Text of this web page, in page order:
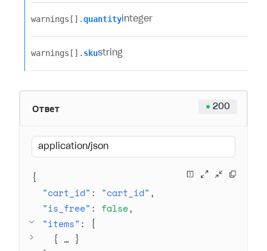
warnings[].​quantity integer
warnings[].​ skustring
Ответ 200
application/json
{
"cart_id" : "cart_id"
"is_free" : false
"items" :
[
{ … }